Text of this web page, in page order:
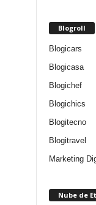
Blogroll
Blogicars
Blogicasa
Blogichef
Blogichics
Blogitecno
Blogitravel
Marketing
Nube de